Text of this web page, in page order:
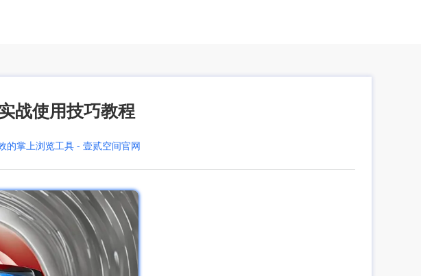
战使用技巧教程
的掌上浏览工具 - 壹贰空间官网